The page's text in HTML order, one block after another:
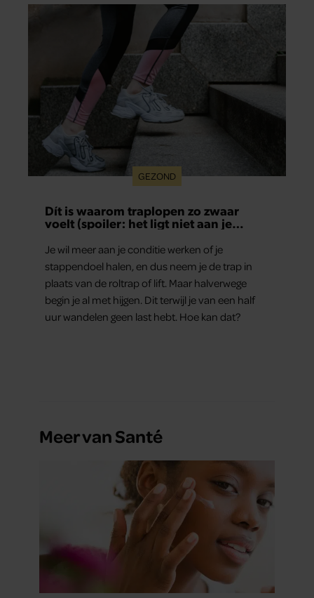
GEZOND
Dít is waarom traplopen zo zwaar
voelt (spoiler: het ligt niet aan je
Je wil meer aan je conditie werken of je
stappendoel halen, en dus neem je de trap in
plaats van de roltrap of lift. Maar halverwege
begin je al met hijgen. Dit terwijl je van een half
uur wandelen geen last hebt. Hoe kan dat?
Meer van Santé